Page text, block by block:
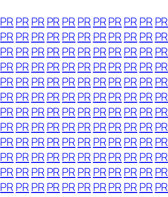
PR PR PR PR PR PR PRPR PR PR PR
PR PR PR PR PR PR PRPR PR PR PR
PR PR PR PR PR PR PRPR PR PR PR
PR PR PR PR PR PR PRPR PR PR PR
PR PR PR PR PR PR PRPR PR PR PR
PR PR PR PR PR PR PRPR PR PR PR
PR PR PR PR PR PR PRPR PR PR PR
PR PR PR PR PR PR PRPR PR PR PR
PR PR PR PR PR PR PRPR PR PR PR
PR PR PR PR PR PR PRPR PR PR PR
PR PR PR PR PR PR PRPR PR PR PR
PR PR PR PR PR PR PRPR PR PR PR